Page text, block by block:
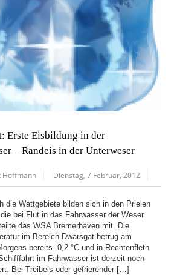
Erste Eisbildung in der
– Randeis in der Unterweser
Hoffmann Dienstag, 7 Februar, 2012
die Wattgebiete bilden sich in den Prielen
bei Flut in das Fahrwasser der Weser
das WSA Bremerhaven mit. Die
im Bereich Dwarsgat betrug am
bereits -0,2 °C und in Rechtenfleth
im Fahrwasser ist derzeit noch
Bei Treibeis oder gefrierender […]